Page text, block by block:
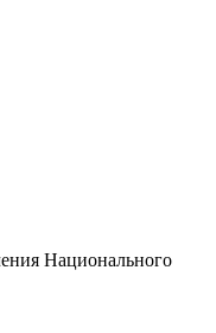
Национального